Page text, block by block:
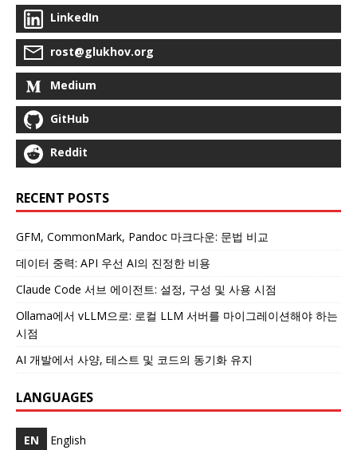
LinkedIn
rost@glukhov.org
Medium
GitHub
Reddit
RECENT POSTS
GFM, CommonMark, Pandoc 마크다운: 문법 비교
데이터 중력: API 우선 AI의 진정한 비용
Claude Code 서브 에이전트: 설정, 구성 및 사용 시점
Ollama에서 vLLM으로: 로컬 LLM 서버를 마이그레이션해야 하는
시점
AI 개발에서 사양, 테스트 및 코드의 동기화 유지
LANGUAGES
EN English